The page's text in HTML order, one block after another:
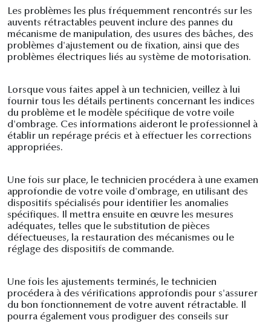
Les problèmes les plus fréquemment rencontrés sur les
auvents rétractables peuvent inclure des pannes du
mécanisme de manipulation, des usures des bâches, des
problèmes d'ajustement ou de fixation, ainsi que des
problèmes électriques liés au système de motorisation.
Lorsque vous faites appel à un technicien, veillez à lui
fournir tous les détails pertinents concernant les indices
du problème et le modèle spécifique de votre voile
d'ombrage. Ces informations aideront le professionnel à
établir un repérage précis et à effectuer les corrections
appropriées.
Une fois sur place, le technicien procédera à une examen
approfondie de votre voile d'ombrage, en utilisant des
dispositifs spécialisés pour identifier les anomalies
spécifiques. Il mettra ensuite en œuvre les mesures
adéquates, telles que le substitution de pièces
défectueuses, la restauration des mécanismes ou le
réglage des dispositifs de commande.
Une fois les ajustements terminés, le technicien
procédera à des vérifications approfondis pour s'assurer
du bon fonctionnement de votre auvent rétractable. Il
pourra également vous prodiguer des conseils sur